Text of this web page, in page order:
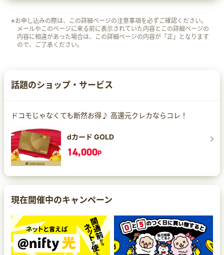
※お申し込みの際は、この詳細ページの注意事項を必ずご確認ください。
メールやこのページに来る前に表示されていた内容とこの詳細ページの
内容に相違があった場合は、この詳細ページの内容が「正」となります
ので、ご了承ください。
話題のショップ・サービス
ドコモじゃなくても断然お得♪ 高還元クレカならコレ！
dカード GOLD
14,000P
現在開催中のキャンペーン